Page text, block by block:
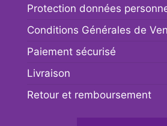
Protection données
Conditions Générales de
Paiement sécurisé
Livraison
Retour et remboursement